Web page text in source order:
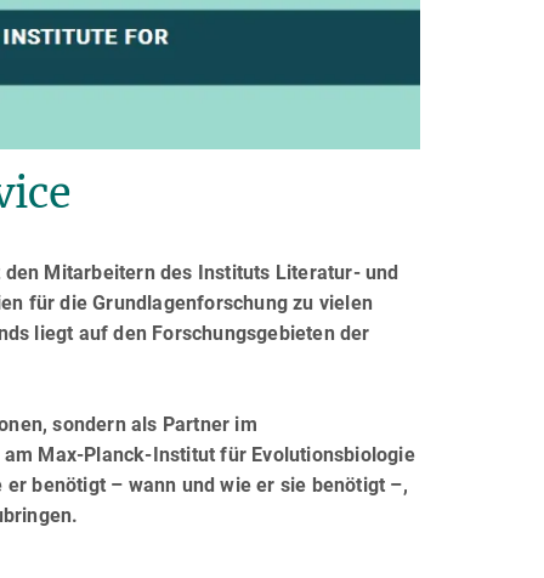
Mitarbeitern des Instituts Literatur- und
für die Grundlagenforschung zu vielen
liegt auf den Forschungsgebieten der
sondern als Partner im
Max-Planck-Institut für Evolutionsbiologie
benötigt – wann und wie er sie benötigt –,